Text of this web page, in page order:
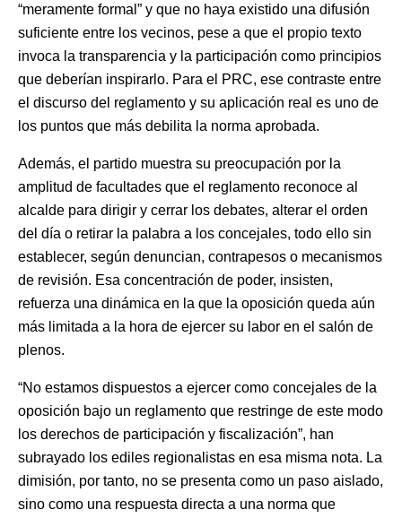
“meramente formal” y que no haya existido una difusión
suficiente entre los vecinos, pese a que el propio texto
invoca la transparencia y la participación como principios
que deberían inspirarlo. Para el PRC, ese contraste entre
el discurso del reglamento y su aplicación real es uno de
los puntos que más debilita la norma aprobada.
Además, el partido muestra su preocupación por la
amplitud de facultades que el reglamento reconoce al
alcalde para dirigir y cerrar los debates, alterar el orden
del día o retirar la palabra a los concejales, todo ello sin
establecer, según denuncian, contrapesos o mecanismos
de revisión. Esa concentración de poder, insisten,
refuerza una dinámica en la que la oposición queda aún
más limitada a la hora de ejercer su labor en el salón de
plenos.
“No estamos dispuestos a ejercer como concejales de la
oposición bajo un reglamento que restringe de este modo
los derechos de participación y fiscalización”, han
subrayado los ediles regionalistas en esa misma nota. La
dimisión, por tanto, no se presenta como un paso aislado,
sino como una respuesta directa a una norma que